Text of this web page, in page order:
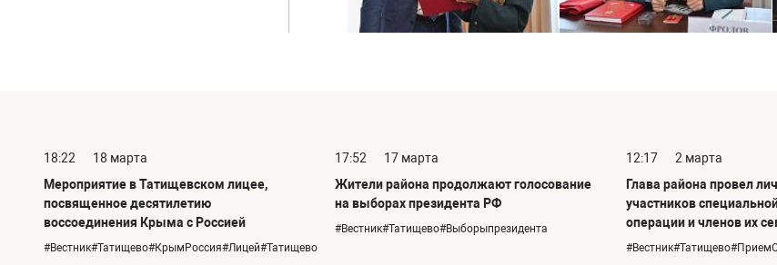
18:22
18 марта
Мероприятие в Татищевском лицее,
посвященное десятилетию
воссоединения Крыма с Россией
#Вестник#Татищево#КрымРоссия#Лицей#Татищево
17:52
17 марта
Жители района продолжают голосование
на выборах президента РФ
#Вестник#Татищево#Выборыпрезидента
12:17
2 марта
Глава района провел
участников
операции и членов их